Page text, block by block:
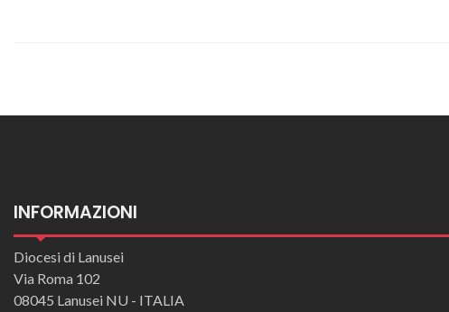
INFORMAZIONI
Diocesi di Lanusei
Via Roma 102
08045 Lanusei NU - ITALIA